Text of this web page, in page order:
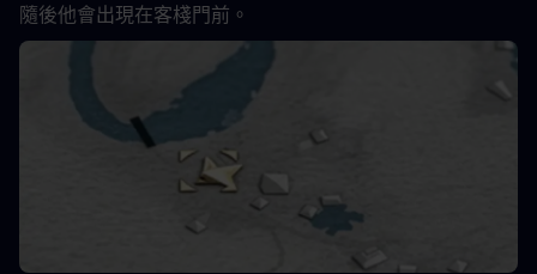
隨後他會出現在客棧門前。